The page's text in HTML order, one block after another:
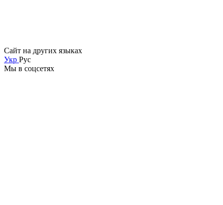
Сайт на других языках
Укр Рус
Мы в соцсетях